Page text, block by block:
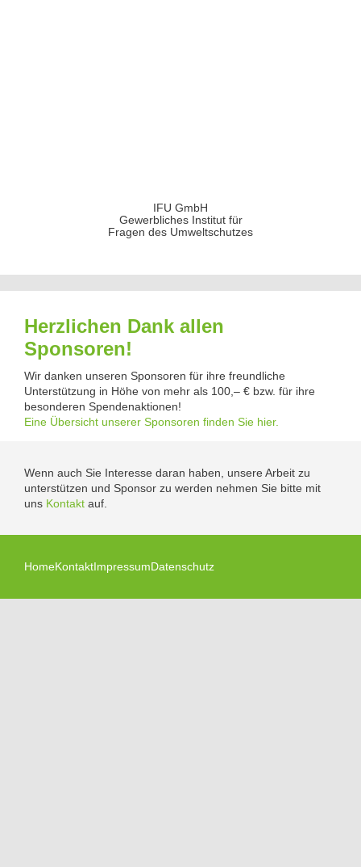
IFU GmbH
Gewerbliches Institut für
Fragen des Umweltschutzes
Herzlichen Dank allen
Sponsoren!
Wir danken unseren Sponsoren für ihre freundliche
Unterstützung in Höhe von mehr als 100,– € bzw. für ihre
besonderen Spendenaktionen!
Eine Übersicht unserer Sponsoren finden Sie hier.
Wenn auch Sie Interesse daran haben, unsere Arbeit zu
unterstützen und Sponsor zu werden nehmen Sie bitte mit
uns Kontakt auf.
HomeKontaktImpressumDatenschutz